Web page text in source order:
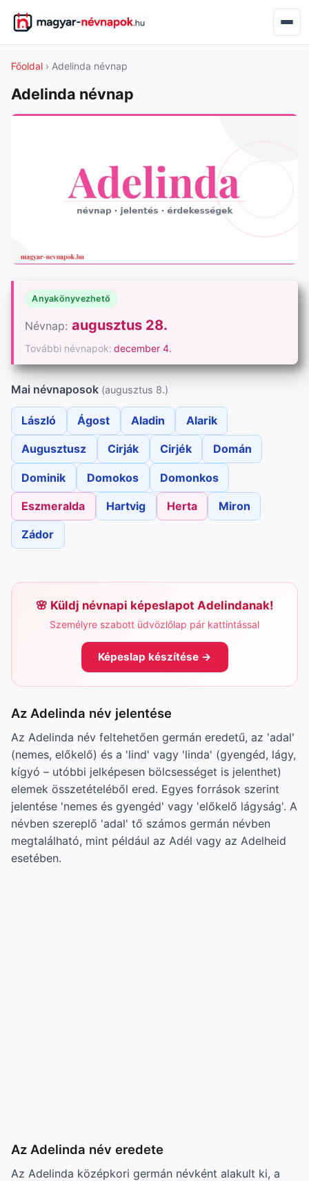
Főoldal › Adelinda névnap
Adelinda névnap
Anyakönyvezhető
Névnap: augusztus 28.
További névnapok: december 4.
Mai névnaposok (augusztus 8.)
László Ágost Aladin Alarik
Augusztusz Cirják Cirjék Domán
Dominik Domokos Domonkos
Eszmeralda Hartvig Herta Miron
Zádor
Küldj névnapi képeslapot Adelindanak!
Személyre szabott üdvözlőlap pár kattintással
Képeslap készítése →
Az Adelinda név jelentése
Az Adelinda név feltehetően germán eredetű, az 'adal'
(nemes, előkelő) és a 'lind' vagy 'linda' (gyengéd, lágy,
kígyó – utóbbi jelképesen bölcsességet is jelenthet)
elemek összetételéből ered. Egyes források szerint
jelentése 'nemes és gyengéd' vagy 'előkelő lágyság'. A
névben szereplő 'adal' tő számos germán névben
megtalálható, mint például az Adél vagy az Adelheid
esetében.
Az Adelinda név eredete
Az Adelinda középkori germán névként alakult ki, a